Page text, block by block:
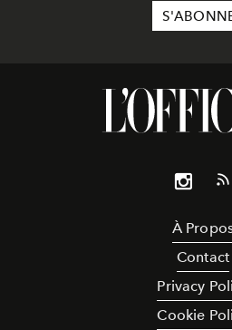
À
Contact
Privacy
Cookie